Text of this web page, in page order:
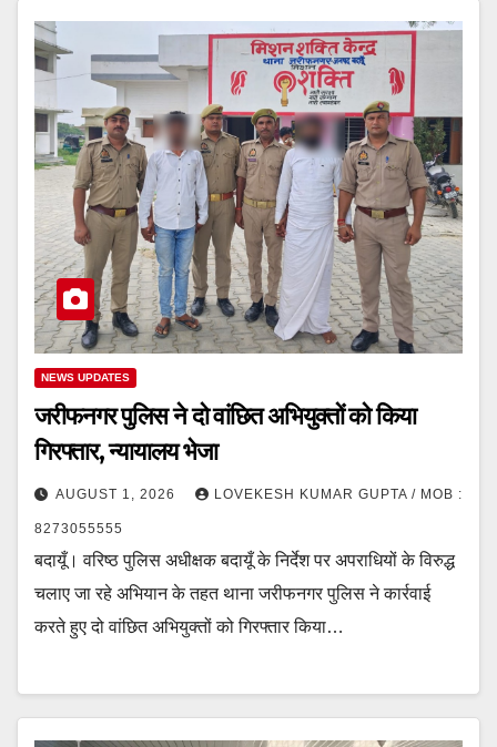
NEWS UPDATES
जरीफनगर पुलिस ने दो वांछित अभियुक्तों को किया
गिरफ्तार, न्यायालय भेजा
AUGUST 1, 2026 LOVEKESH KUMAR GUPTA / MOB :
8273055555
बदायूँ। वरिष्ठ पुलिस अधीक्षक बदायूँ के निर्देश पर अपराधियों के विरुद्ध
चलाए जा रहे अभियान के तहत थाना जरीफनगर पुलिस ने कार्रवाई
करते हुए दो वांछित अभियुक्तों को गिरफ्तार किया…